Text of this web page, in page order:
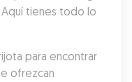
Aquí tienes todo lo
para encontrar
ofrezcan